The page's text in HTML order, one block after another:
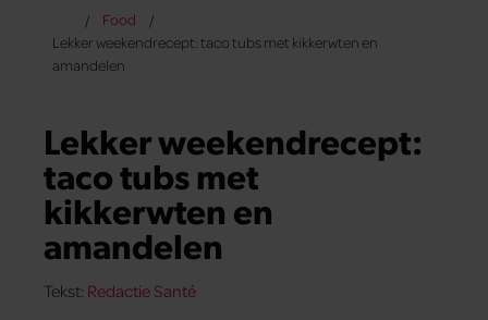
Food
Lekker weekendrecept: taco tubs met kikkerwten en
amandelen
Lekker weekendrecept:
taco tubs met
kikkerwten en
amandelen
Tekst: Redactie Santé